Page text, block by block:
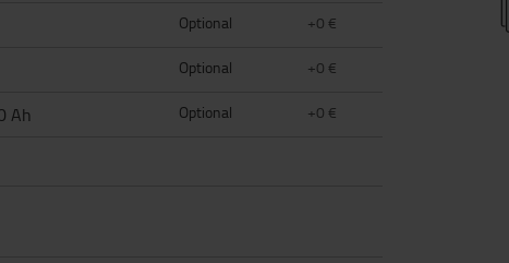
Optional +0 €
Optional +0 €
Ah Optional +0 €